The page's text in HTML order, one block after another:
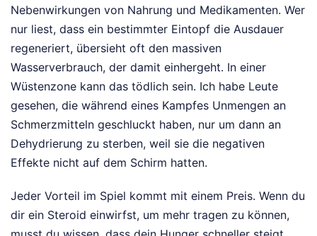
Nebenwirkungen von Nahrung und Medikamenten. Wer
nur liest, dass ein bestimmter Eintopf die Ausdauer
regeneriert, übersieht oft den massiven
Wasserverbrauch, der damit einhergeht. In einer
Wüstenzone kann das tödlich sein. Ich habe Leute
gesehen, die während eines Kampfes Unmengen an
Schmerzmitteln geschluckt haben, nur um dann an
Dehydrierung zu sterben, weil sie die negativen
Effekte nicht auf dem Schirm hatten.
Jeder Vorteil im Spiel kommt mit einem Preis. Wenn du
dir ein Steroid einwirfst, um mehr tragen zu können,